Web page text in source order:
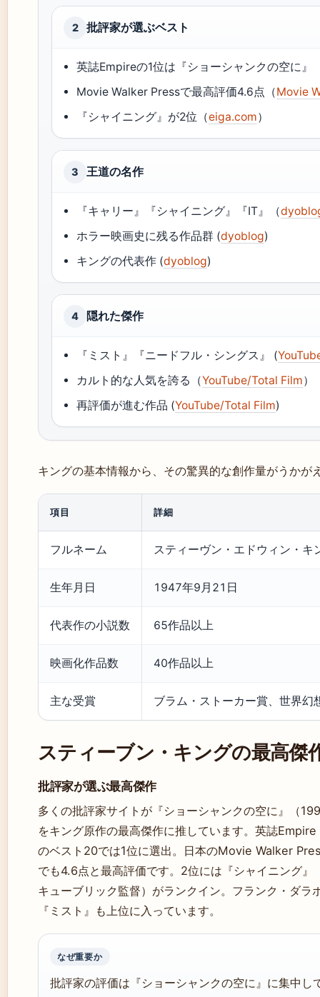
2 批評家が選ぶベスト
英誌Empireの1位は『ショーシャンクの空に』
Movie Walker Pressで最高評価4.6点（Movie
『シャイニング』が2位（eiga.com）
3 王道の名作
『キャリー』『シャイニング』『IT』（
ホラー映画史に残る作品群 (dyoblog)
キングの代表作 (dyoblog)
4 隠れた傑作
『ミスト』『ニードフル・シングス』 (
カルト的な人気を誇る（YouTube/Total Film）
再評価が進む作品 (YouTube/Total Film)
キングの基本情報から、その驚異的な創作量がうかが
項目 詳細
フルネーム スティーヴン・エドウィン・キ
生年月日 1947年9月21日
代表作の小説数 65作品以上
映画化作品数 40作品以上
主な受賞 ブラム・ストーカー賞、世界幻
スティーブン・キングの最高傑
批評家が選ぶ最高傑作
多くの批評家サイトが『ショーシャンクの空に』（
をキング原作の最高傑作に推しています。英誌
のベスト20では1位に選出。日本のMovie Walker
でも4.6点と最高評価です。2位には『シャイニング』
キューブリック監督）がランクイン。フランク・ダラ
『ミスト』も上位に入っています。
なぜ重要か
批評家の評価は『ショーシャンクの空に』に集中し